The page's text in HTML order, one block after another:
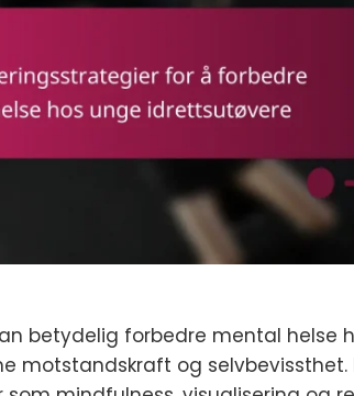
betydelig forbedre mental helse
motstandskraft og selvbevissthet.